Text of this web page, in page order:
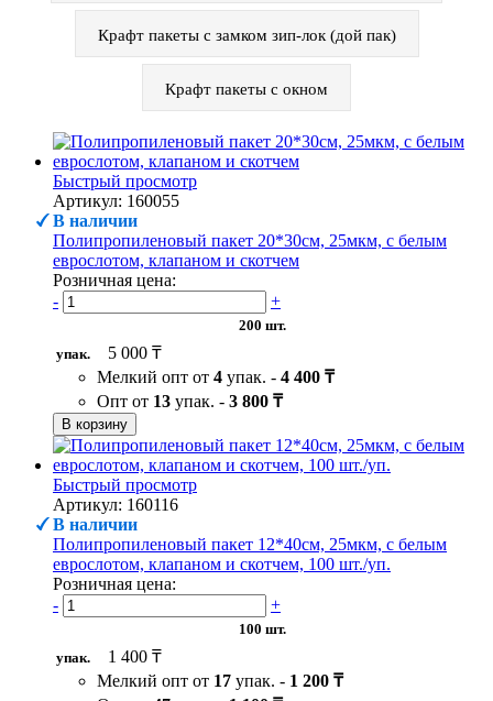
Крафт пакеты с замком зип-лок (дой пак)
Крафт пакеты с окном
Быстрый просмотр
Артикул: 160055
В наличии
Полипропиленовый пакет 20*30см, 25мкм, с белым
еврослотом, клапаном и скотчем
Розничная цена:
-
+
200 шт.
упак.
5 000 ₸
Мелкий опт от 4 упак. - 4 400 ₸
Опт от 13 упак. - 3 800 ₸
В корзину
Быстрый просмотр
Артикул: 160116
В наличии
Полипропиленовый пакет 12*40см, 25мкм, с белым
еврослотом, клапаном и скотчем, 100 шт./уп.
Розничная цена:
-
+
100 шт.
упак.
1 400 ₸
Мелкий опт от 17 упак. - 1 200 ₸